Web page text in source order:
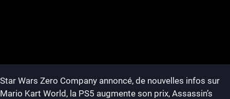
Star Wars Zero Company annoncé, de nouvelles infos sur
Mario Kart World, la PS5 augmente son prix, Assassin’s